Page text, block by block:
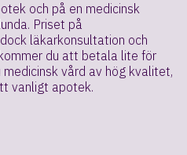
och på en medicinsk
Priset på
läkarkonsultation och
du att betala lite för
vård av hög kvalitet,
vanligt apotek.